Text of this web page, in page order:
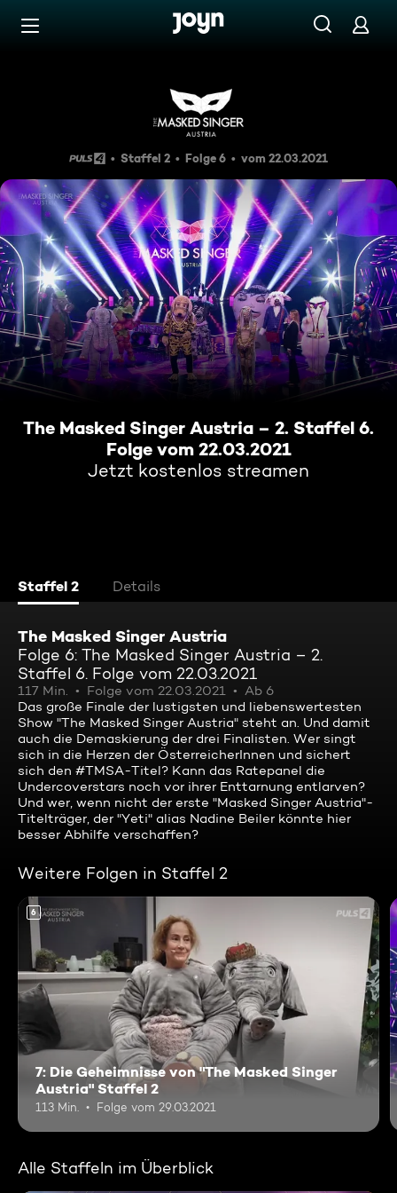
Zum Inhalt springen
The Masked Singer Austria
Staffel 2 Folge 6 vom 22.03.2021
The Masked Singer Austria – 2. Staffel 6.
Folge vom 22.03.2021
Jetzt kostenlos streamen
Staffel 2 Details
The Masked Singer Austria
Folge 6: The Masked Singer Austria – 2.
Staffel 6. Folge vom 22.03.2021
117 Min. Folge vom 22.03.2021
Ab 6
Das große Finale der lustigsten und liebenswertesten
Show "The Masked Singer Austria" steht an. Und damit
auch die Demaskierung der drei Finalisten. Wer singt
sich in die Herzen der ÖsterreicherInnen und sichert
sich den #TMSA-Titel? Kann das Ratepanel die
Undercoverstars noch vor ihrer Enttarnung entlarven?
Und wer, wenn nicht der erste "Masked Singer Austria"-
Titelträger, der "Yeti" alias Nadine Beiler könnte hier
besser Abhilfe verschaffen?
Weitere Folgen in Staffel 2
6
7: Die Geheimnisse von "The Masked Singer
Austria" Staffel 2
113 Min. Folge vom 29.03.2021
Alle Staffeln im Überblick